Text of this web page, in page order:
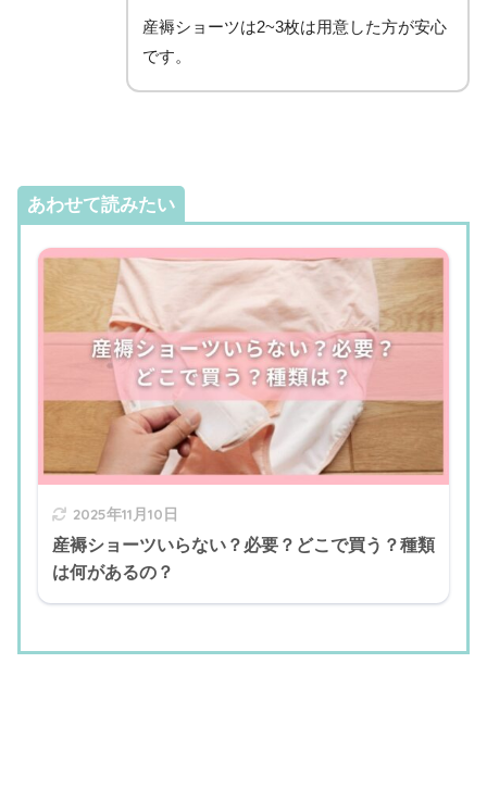
産褥ショーツは2~3枚は用意した方が安心
です。
あわせて読みたい
2025年11月10日
産褥ショーツいらない？必要？どこで買う？種類
は何があるの？